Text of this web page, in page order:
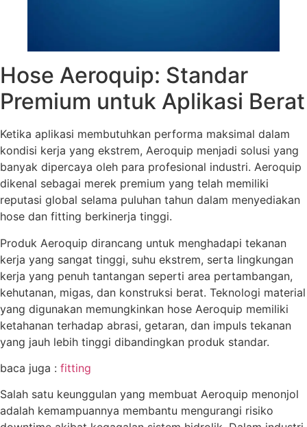
Hose Aeroquip: Standar
Premium untuk Aplikasi Berat
Ketika aplikasi membutuhkan performa maksimal dalam
kondisi kerja yang ekstrem, Aeroquip menjadi solusi yang
banyak dipercaya oleh para profesional industri. Aeroquip
dikenal sebagai merek premium yang telah memiliki
reputasi global selama puluhan tahun dalam menyediakan
hose dan fitting berkinerja tinggi.
Produk Aeroquip dirancang untuk menghadapi tekanan
kerja yang sangat tinggi, suhu ekstrem, serta lingkungan
kerja yang penuh tantangan seperti area pertambangan,
kehutanan, migas, dan konstruksi berat. Teknologi material
yang digunakan memungkinkan hose Aeroquip memiliki
ketahanan terhadap abrasi, getaran, dan impuls tekanan
yang jauh lebih tinggi dibandingkan produk standar.
baca juga : fitting
Salah satu keunggulan yang membuat Aeroquip menonjol
adalah kemampuannya membantu mengurangi risiko